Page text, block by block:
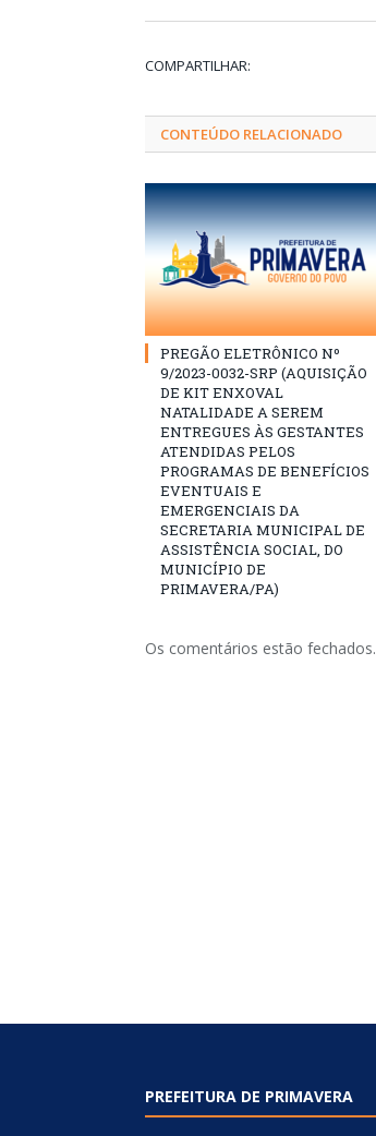
COMPARTILHAR:
CONTEÚDO RELACIONADO
PREGÃO ELETRÔNICO Nº
9/2023-0032-SRP (AQUISIÇÃO
DE KIT ENXOVAL
NATALIDADE A SEREM
ENTREGUES ÀS GESTANTES
ATENDIDAS PELOS
PROGRAMAS DE BENEFÍCIOS
EVENTUAIS E
EMERGENCIAIS DA
SECRETARIA MUNICIPAL DE
ASSISTÊNCIA SOCIAL, DO
MUNICÍPIO DE
PRIMAVERA/PA)
Os comentários estão fechados.
PREFEITURA DE PRIMAVERA